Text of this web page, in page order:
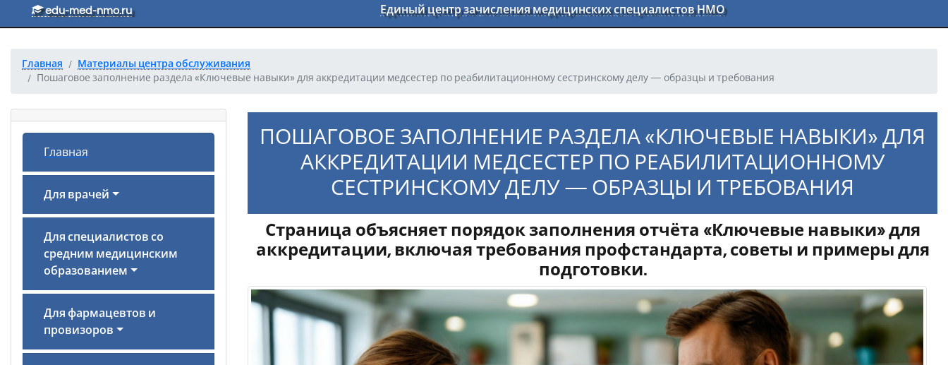
Перейти к основному тексту
edu-med-nmo.ru Единый центр зачисления медицинских специалистов НМО
Главная
Материалы центра обслуживания
Пошаговое заполнение раздела «Ключевые навыки» для аккредитации медсестер по реабилитационному сестринскому делу — образцы и требования
Главная
Для врачей
Для специалистов со
средним медицинским
образованием
Для фармацевтов и
провизоров
ПОШАГОВОЕ ЗАПОЛНЕНИЕ РАЗДЕЛА «КЛЮЧЕВЫЕ НАВЫКИ» ДЛЯ
АККРЕДИТАЦИИ МЕДСЕСТЕР ПО РЕАБИЛИТАЦИОННОМУ
СЕСТРИНСКОМУ ДЕЛУ — ОБРАЗЦЫ И ТРЕБОВАНИЯ
Страница объясняет порядок заполнения отчёта «Ключевые навыки» для
аккредитации, включая требования профстандарта, советы и примеры для
подготовки.